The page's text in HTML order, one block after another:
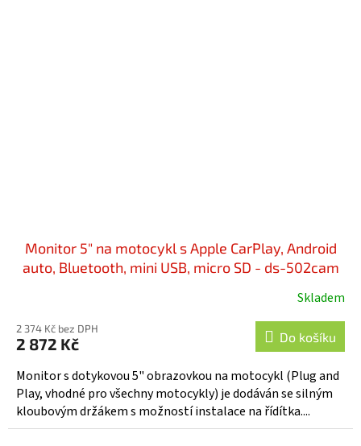
Monitor 5" na motocykl s Apple CarPlay, Android
auto, Bluetooth, mini USB, micro SD - ds-502cam
Skladem
2 374 Kč bez DPH
2 872 Kč Do košíku
Monitor s dotykovou 5" obrazovkou na motocykl (Plug and
Play, vhodné pro všechny motocykly) je dodáván se silným
kloubovým držákem s možností instalace na řídítka....